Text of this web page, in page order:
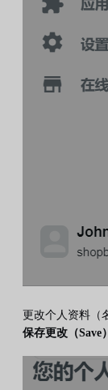
更改个人资料（
保存更改（Save）